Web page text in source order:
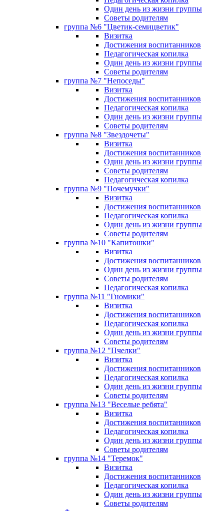
Один день из жизни группы
Советы родителям
группа №6 "Цветик-семицветик"
Визитка
Достижения воспитанников
Педагогическая копилка
Один день из жизни группы
Советы родителям
группа №7 "Непоседы"
Визитка
Достижения воспитанников
Педагогическая копилка
Один день из жизни группы
Советы родителям
группа №8 "Звездочеты"
Визитка
Достижения воспитанников
Один день из жизни группы
Советы родителям
Педагогическая копилка
группа №9 "Почемучки"
Визитка
Достижения воспитанников
Педагогическая копилка
Один день из жизни группы
Советы родителям
группа №10 "Капитошки"
Визитка
Достижения воспитанников
Один день из жизни группы
Советы родителям
Педагогическая копилка
группа №11 "Гномики"
Визитка
Достижения воспитанников
Педагогическая копилка
Один день из жизни группы
Советы родителям
группа №12 "Пчелки"
Визитка
Достижения воспитанников
Педагогическая копилка
Один день из жизни группы
Советы родителям
группа №13 "Веселые ребята"
Визитка
Достижения воспитанников
Педагогическая копилка
Один день из жизни группы
Советы родителям
группа №14 "Теремок"
Визитка
Достижения воспитанников
Педагогическая копилка
Один день из жизни группы
Советы родителям